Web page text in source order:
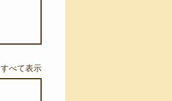
すべて表示